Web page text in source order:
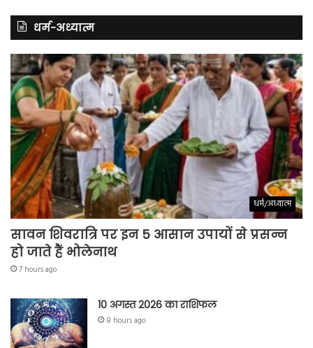
धर्म-अध्यात्म
धर्म/अध्यात्म
सावन शिवरात्रि पर इन 5 आसान उपायों से प्रसन्न
हो जाते हैं भोलेनाथ
7 hours ago
10 अगस्त 2026 का राशिफल
8 hours ago